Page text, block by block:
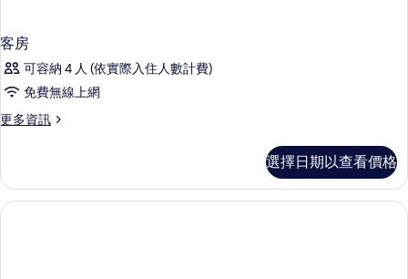
客房
可容納 4 人 (依實際入住人數計費)
免費無線上網
更多資訊
更
的
詳
情
選擇日期以查看價格